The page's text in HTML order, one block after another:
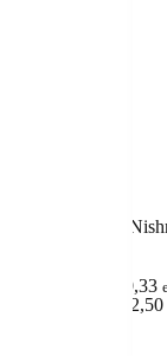
10,33
12,50